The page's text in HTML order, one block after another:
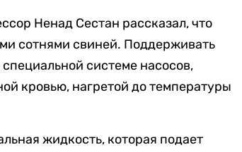
Ненад Сестан рассказал, что
сотнями свиней. Поддерживать
системе насосов,
кровью, нагретой до температуры
жидкость, которая подает